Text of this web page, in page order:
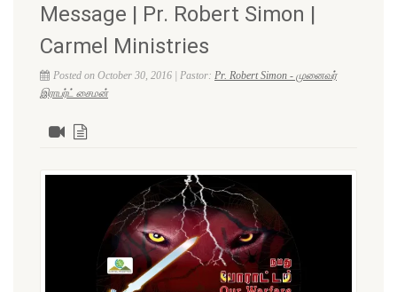
Message | Pr. Robert Simon |
Carmel Ministries
Posted on October 30, 2016 | Pastor: Pr. Robert Simon - முனைவர்
இராபர்ட் சைமன்